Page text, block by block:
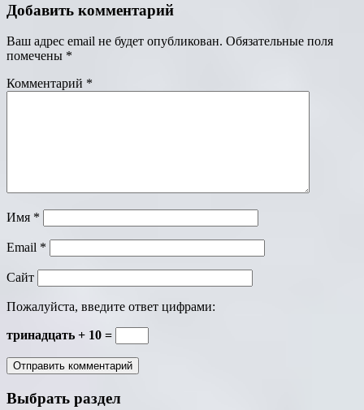
Добавить комментарий
Ваш адрес email не будет опубликован. Обязательные поля
помечены *
Комментарий *
Имя *
Email *
Сайт
Пожалуйста, введите ответ цифрами:
тринадцать + 10 =
Выбрать раздел